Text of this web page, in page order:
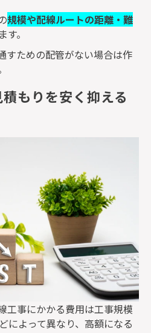
規模や配線ルートの距離・難
す。
すための配管がない場合は作
もりを安く抑える
工事にかかる費用は工事規模
によって異なり、高額になる